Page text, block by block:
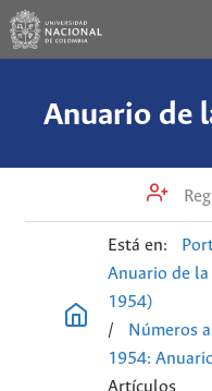
Está en:
Anuario de
1954)
/
Números
1954:
Artículos